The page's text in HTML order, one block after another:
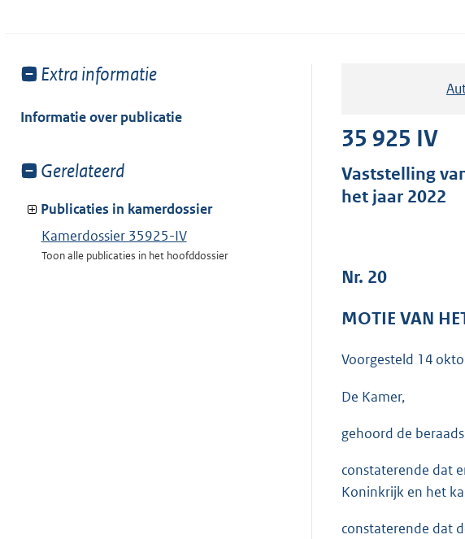
Toon
van:
Extra informatie
Informatie over publicatie
Toon
van:
Gerelateerd
Publicaties in kamerdossier
Kamerdossier 35925-IV
Toon alle publicaties in het hoofddossier
35 925 IV
Vaststelling
het jaar 2022
Nr. 20
MOTIE VAN
Voorgesteld 14
De Kamer,
gehoord de
constaterende dat
Koninkrijk en het
constaterende dat